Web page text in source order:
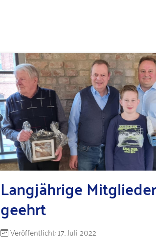
Langjährige Mitglieder
geehrt
Details
Veröffentlicht: 17. Juli 2022